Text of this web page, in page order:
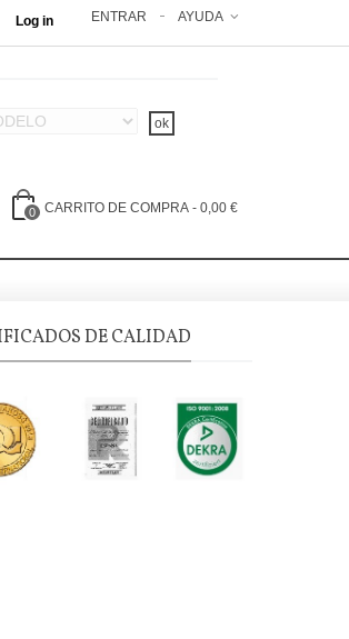
AYUDA
ENTRAR
Log in
0 CARRITO DE COMPRA - 0,00 €
DE CALIDAD